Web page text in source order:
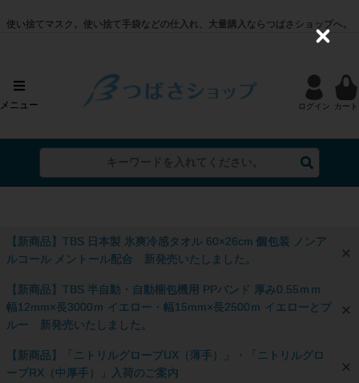
【新商品】TBS 日本製 氷爽冷感タオル 60×26cm 個包装 ノンア
ルコール メントール配合 新発売いたしました。
【新商品】TBS 半自動・自動梱包機用 PPバンド 厚み0.55ｍｍ
幅12mm×長3000ｍ イエロー・幅15mm×長2500ｍ イエローとブ
ルー 新発売いたしました。
【新商品】「ニトリルグローブUX（薄手）」・「ニトリルグロ
ーブRX（中厚手）」入荷のご案内
使い捨てマスク。使い捨て手袋などの仕入れ、大量購入ならつばさショップへ。
メニュー ログイン カート
C